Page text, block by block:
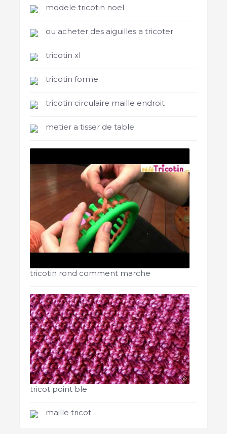
modele tricotin noel
ou acheter des aiguilles a tricoter
tricotin xl
tricotin forme
tricotin circulaire maille endroit
metier a tisser de table
tricotin rond comment marche
tricot point ble
maille tricot